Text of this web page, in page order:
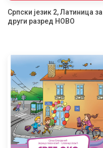
Српски језик 2, Латиница за
други разред НОВО